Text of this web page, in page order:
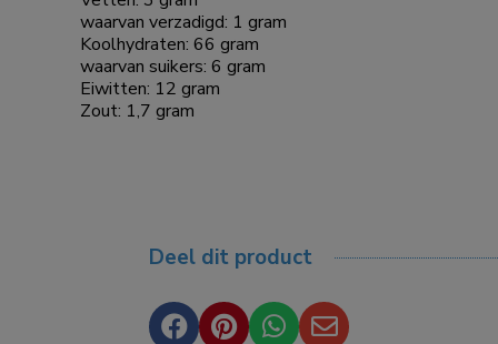
waarvan verzadigd: 1 gram
Koolhydraten: 66 gram
waarvan suikers: 6 gram
Eiwitten: 12 gram
Zout: 1,7 gram
Deel dit product
   